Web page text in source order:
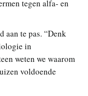
tegen alfa- en
aan te pas. “Denk
in
weten we waarom
voldoende